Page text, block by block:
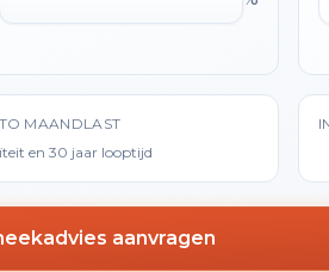
MAANDLAST
en 30 jaar looptijd
aanvragen